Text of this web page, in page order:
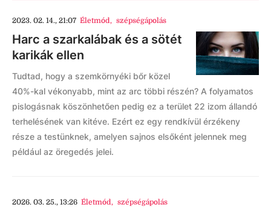
2023. 02. 14., 21:07 Életmód, szépségápolás
Harc a szarkalábak és a sötét
karikák ellen
Tudtad, hogy a szemkörnyéki bőr közel
40%-kal vékonyabb, mint az arc többi részén? A folyamatos
pislogásnak köszönhetően pedig ez a terület 22 izom állandó
terhelésének van kitéve. Ezért ez egy rendkívül érzékeny
része a testünknek, amelyen sajnos elsőként jelennek meg
például az öregedés jelei.
2026. 03. 25., 13:26 Életmód, szépségápolás